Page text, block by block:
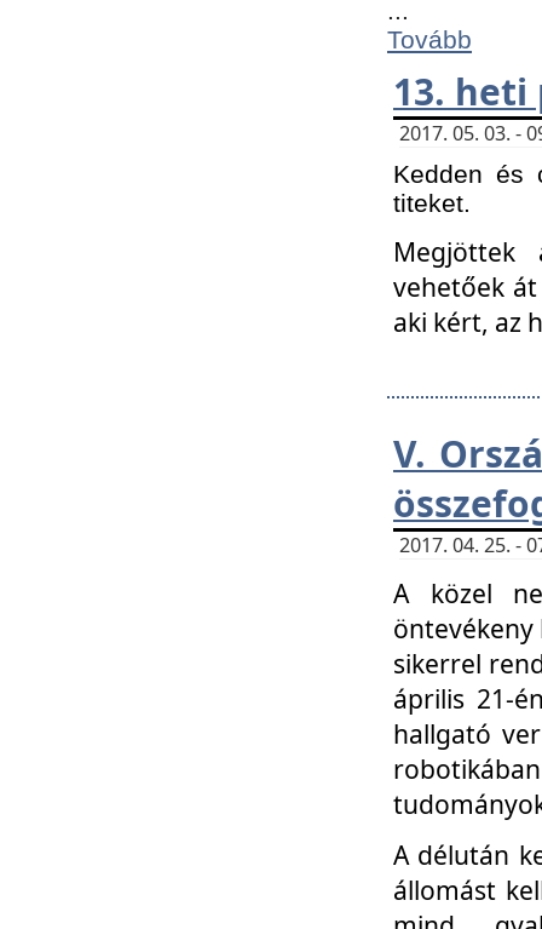
Tovább
13.
2017. 05. 03. -
Kedden és
titeket.
Megjöttek
vehetőek
aki kért, az
V.
2017. 04. 25. -
A közel
öntevékeny
sikerrel
április 21-
hallgató
A délután
állomást